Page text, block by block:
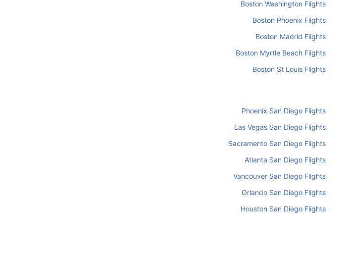
Boston Washington Flights
Boston Phoenix Flights
Boston Madrid Flights
Boston Myrtle Beach Flights
Boston St Louis Flights
Phoenix San Diego Flights
Las Vegas San Diego Flights
Sacramento San Diego Flights
Atlanta San Diego Flights
Vancouver San Diego Flights
Orlando San Diego Flights
Houston San Diego Flights